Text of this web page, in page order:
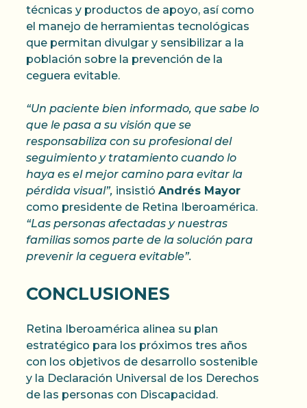
técnicas y productos de apoyo, así como
el manejo de herramientas tecnológicas
que permitan divulgar y sensibilizar a la
población sobre la prevención de la
ceguera evitable.
“Un paciente bien informado, que sabe lo
que le pasa a su visión que se
responsabiliza con su profesional del
seguimiento y tratamiento cuando lo
haya es el mejor camino para evitar la
pérdida visual”, insistió Andrés Mayor
como presidente de Retina Iberoamérica.
“Las personas afectadas y nuestras
familias somos parte de la solución para
prevenir la ceguera evitable”.
CONCLUSIONES
Retina Iberoamérica alinea su plan
estratégico para los próximos tres años
con los objetivos de desarrollo sostenible
y la Declaración Universal de los Derechos
de las personas con Discapacidad.